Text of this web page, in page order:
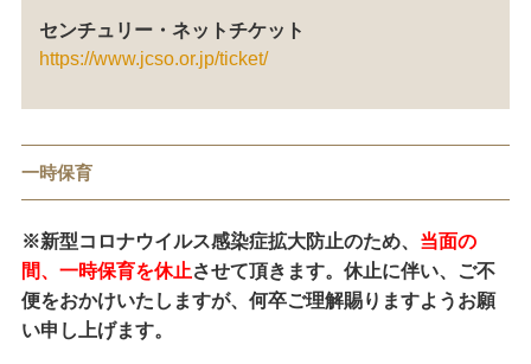
センチュリー・ネットチケット
https://www.jcso.or.jp/ticket/
一時保育
※新型コロナウイルス感染症拡大防止のため、 当面の
間、一時保育を休止させて頂きます。休止に伴い、ご不
便をおかけいたしますが、何卒ご理解賜りますようお願
い申し上げます。